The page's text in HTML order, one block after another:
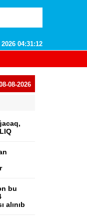
04:31:13
08-2026
bu
alınıb